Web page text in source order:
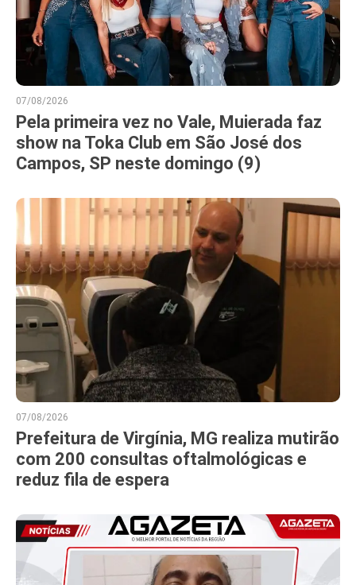
07/08/2026
Pela primeira vez no Vale, Muierada faz
show na Toka Club em São José dos
Campos, SP neste domingo (9)
07/08/2026
Prefeitura de Virgínia, MG realiza mutirão
com 200 consultas oftalmológicas e
reduz fila de espera